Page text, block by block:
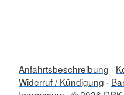
Anfahrtsbeschreibung
Widerruf / Kündigung